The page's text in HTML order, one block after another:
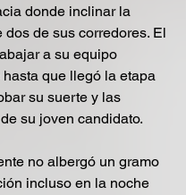
donde inclinar la
dos de sus corredores. El
a su equipo
que llegó la etapa
su suerte y las
su joven candidato.
no albergó un gramo
incluso en la noche